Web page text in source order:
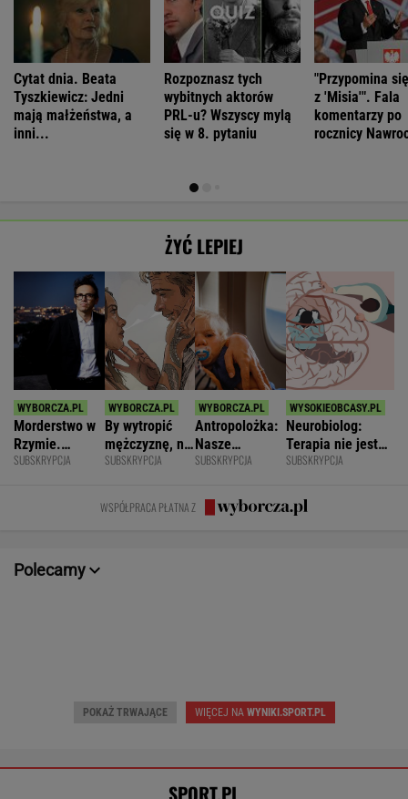
Cytat dnia. Beata
Tyszkiewicz: Jedni
mają małżeństwa, a
inni...
Rozpoznasz tych
wybitnych aktorów
PRL-u? Wszyscy mylą
się w 8. pytaniu
"Przypomina
z 'Misia'". Fala
komentarzy po
rocznicy
ŻYĆ LEPIEJ
Morderstwo w
Rzymie.
Dlaczego
SUBSKRYPCJA
By wytropić
mężczyznę, nie
musi nawet
krzesła.
SUBSKRYPCJA
Antropolożka:
Nasze
społeczeństwo
SUBSKRYPCJA
Neurobiolog:
Terapia nie jest
konieczna. Mózg
zmianę
SUBSKRYPCJA
WSPÓŁPRACA PŁATNA Z
Polecamy
POKAŻ TRWAJĄCE WIĘCEJ NA WYNIKI.SPORT.PL
SPORT.PL